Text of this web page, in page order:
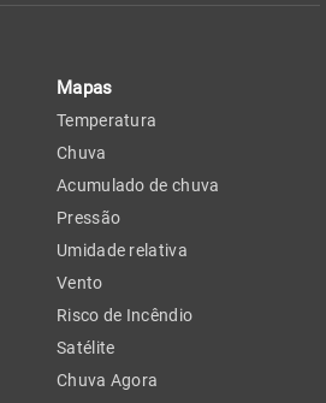
Mapas
Temperatura
Chuva
Acumulado de chuva
Pressão
Umidade relativa
Vento
Risco de Incêndio
Satélite
Chuva Agora